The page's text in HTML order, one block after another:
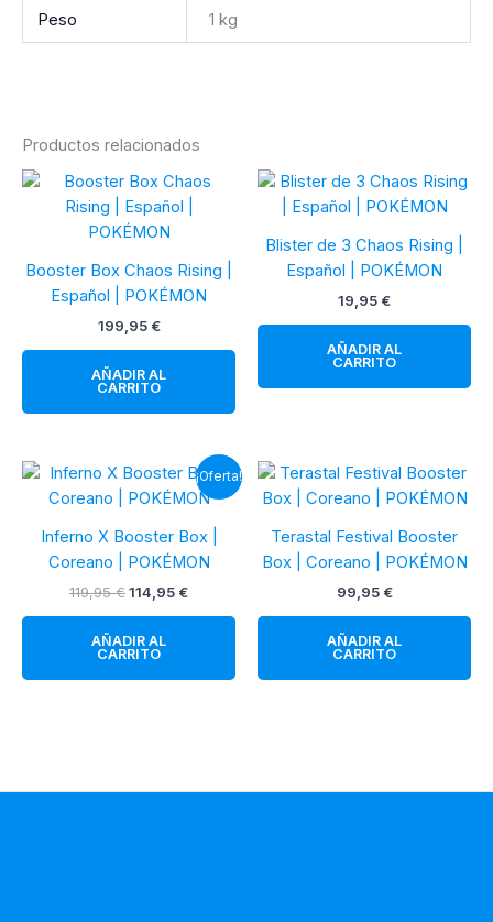
Peso 1 kg
Productos relacionados
Booster Box Chaos Rising |
Español | POKÉMON
199,95 €
AÑADIR AL
CARRITO
Blister de 3 Chaos Rising |
Español | POKÉMON
19,95 €
AÑADIR AL
CARRITO
¡Oferta!
Inferno X Booster Box |
Coreano | POKÉMON
119,95€El
era:
114,95 €El
AÑADIR AL
CARRITO
Terastal Festival Booster
Box | Coreano | POKÉMON
99,95 €
AÑADIR AL
CARRITO